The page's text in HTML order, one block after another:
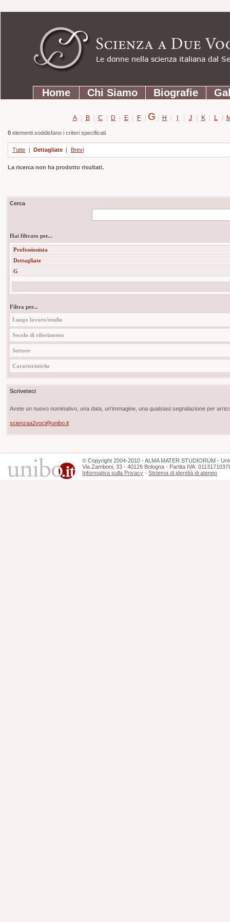
contenuti.
Strumenti
personali
SezioniHome Chi Siamo Biografie
A | B | C | D | E | F | G | H | I | J | K | L |
0elementi soddisfano i criteri specificati
Tutte | Dettagliate | Brevi
La ricerca non ha prodotto risultati.
Cerca
Hai filtrato per...
Professionista
Dettagliate
G
Filtra per...
Luogo lavoro/studio
Secolo di riferimento
Settore
Caratteristiche
Scriveteci
Avete un nuovo nominativo, una data, un'immagine, una qualsiasi segnalazione per
scienzaa2voci@unibo.it
©Copyright 2004-2010 - ALMA MATER STUDIORUM -
Via Zamboni, 33 - 40126 Bologna - Partita IVA:
Informativa sulla Privacy -Sistema di identità di ateneo